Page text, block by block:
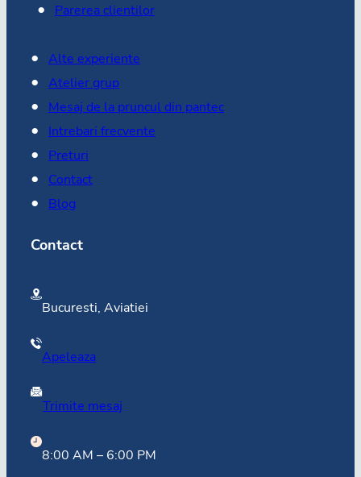
Parerea clientilor
Alte experiente
Atelier grup
Mesaj de la pruncul din pantec
Intrebari frecvente
Preturi
Contact
Blog
Contact
Bucuresti, Aviatiei
Apeleaza
Trimite mesaj
8:00 AM – 6:00 PM